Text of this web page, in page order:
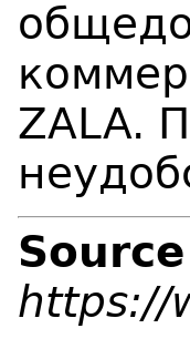
ZALA.
https://